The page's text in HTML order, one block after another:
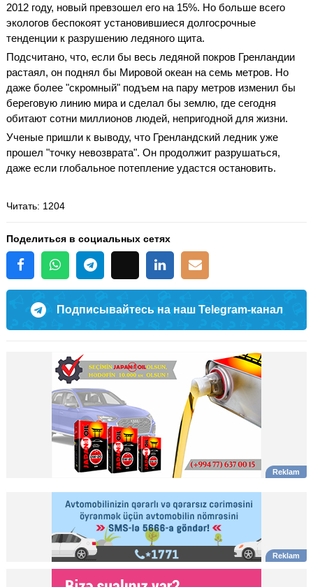
2012 году, новый превзошел его на 15%. Но больше всего
экологов беспокоят установившиеся долгосрочные
тенденции к разрушению ледяного щита.
Подсчитано, что, если бы весь ледяной покров Гренландии
растаял, он поднял бы Мировой океан на семь метров. Но
даже более "скромный" подъем на пару метров изменил бы
береговую линию мира и сделал бы землю, где сегодня
обитают сотни миллионов людей, непригодной для жизни.
Ученые пришли к выводу, что Гренландский ледник уже
прошел "точку невозврата". Он продолжит разрушаться,
даже если глобальное потепление удастся остановить.
Читать: 1204
Поделиться в социальных сетях
Подписывайтесь на наш Telegram-канал